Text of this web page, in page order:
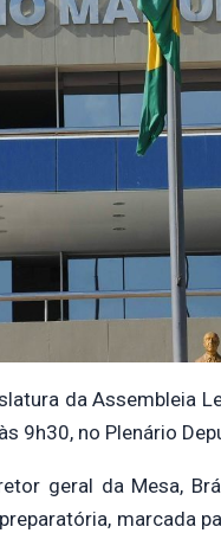
da Assembleia
9h30, no Plenário
geral da Mesa,
marcada